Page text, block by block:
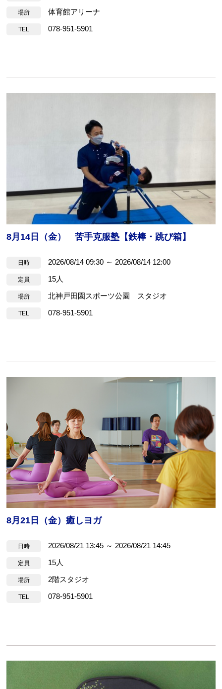
場所 体育館アリーナ
TEL 078-951-5901
8月14日（金） 苦手克服塾【鉄棒・跳び箱】
日時 2026/08/14 09:30 ～ 2026/08/14 12:00
定員 15人
場所 北神戸田園スポーツ公園 スタジオ
TEL 078-951-5901
8月21日（金）癒しヨガ
日時 2026/08/21 13:45 ～ 2026/08/21 14:45
定員 15人
場所 2階スタジオ
TEL 078-951-5901